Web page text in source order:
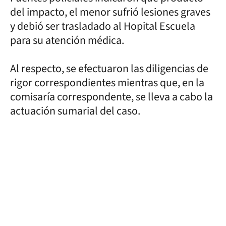
del impacto, el menor sufrió lesiones graves
y debió ser trasladado al Hopital Escuela
para su atención médica.
Al respecto, se efectuaron las diligencias de
rigor correspondientes mientras que, en la
comisaría correspondente, se lleva a cabo la
actuación sumarial del caso.